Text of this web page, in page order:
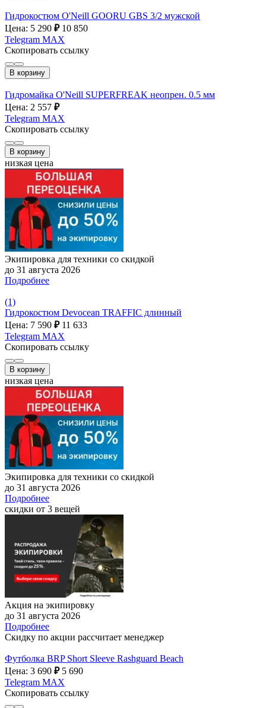
Гидрокостюм O'Neill GOORU GBS 3/2 мужской
Цена: 5 290 ₽ 10 850
Telegram MAX
Скопировать ссылку
В корзину
Гидромайка O'Neill SUPERFREAK неопрен. 0.5 мм
Цена: 2 557 ₽
Telegram MAX
Скопировать ссылку
В корзину
низкая цена
Экипировка для техники со скидкой
до 31 августа 2026
Подробнее
(1)
Гидрокостюм Devocean TRAFFIC длинный
Цена: 7 590 ₽ 11 633
Telegram MAX
Скопировать ссылку
В корзину
низкая цена
Экипировка для техники со скидкой
до 31 августа 2026
Подробнее
скидки от 3 вещей
Акция на экипировку
до 31 августа 2026
Подробнее
Скидку по акции рассчитает менеджер
Футболка BRP Short Sleeve Rashguard Beach
Цена: 3 690 ₽ 5 690
Telegram MAX
Скопировать ссылку